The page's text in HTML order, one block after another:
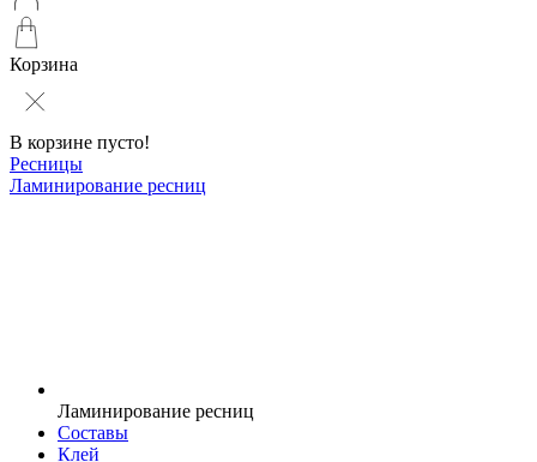
Корзина
В корзине пусто!
Ресницы
Ламинирование ресниц
Ламинирование ресниц
Составы
Клей